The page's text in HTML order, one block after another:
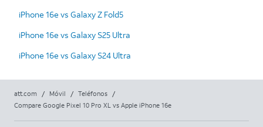
iPhone 16e vs Galaxy Z Fold5
iPhone 16e vs Galaxy S25 Ultra
iPhone 16e vs Galaxy S24 Ultra
att.com / Móvil / Teléfonos
/
Compare Google Pixel 10 Pro XL vs Apple iPhone 16e